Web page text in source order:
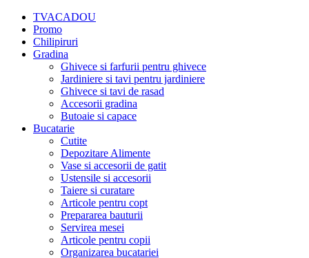
TVACADOU
Promo
Chilipiruri
Gradina
Ghivece si farfurii pentru ghivece
Jardiniere si tavi pentru jardiniere
Ghivece si tavi de rasad
Accesorii gradina
Butoaie si capace
Bucatarie
Cutite
Depozitare Alimente
Vase si accesorii de gatit
Ustensile si accesorii
Taiere si curatare
Articole pentru copt
Prepararea bauturii
Servirea mesei
Articole pentru copii
Organizarea bucatariei